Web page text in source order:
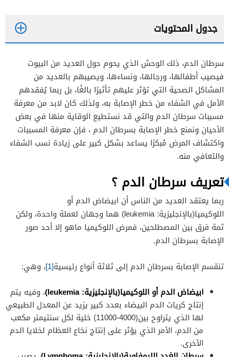
جدول المحتويات
هل يمكن أن تكون الوراثة أحد مسببات سرطان الدم؟
الإشعاع أحد مسببات سرطان الدم
المسببات الأخرى لسرطان الدم
سرطان الدم، ذلك الوحش الذي يحوم حول العديد من البيوت
فيصيب أطفالها، ورجالها، ونساءها، ويصيبهم بالعديد من
المشاكل الصحية التي تؤثر عليهم تأثيرًا بالغًا، بل ربما يُفقدهم
الأمل في الشفاء من خطر الإصابة به، ولذلك كان لابد من معرفة
مسببات سرطان الدم والتي قد نستطيع الوقاية منها في بعض
الأحيان ونمنع خطر الإصابة بسرطان الدم ، فإن معرفة المسببات
واكتشاف المرض مُبكرًا يساعد بشكل كبير على زيادة نسب الشفاء
والتعافي منه.
تعريف سرطان الدم ؟
ربما يعتقد العديد من الناس أن ابيضاض الدم أو
اللوكيميا(بالإنجليزية: leukemia) هما وجهان لعملة واحدة، ولكن
ثمة فرق بين المصطلحين، فمرض اللوكيميا ماهو إلا أحد صور
الإصابة بسرطان الدم.
تنقسم الإصابة بسرطان الدم إلى ثلاثة أنواع رئيسية[1] ، وهي:
ابيضاض الدم أو اللوكيميا(بالإنجليزية:leukemia
)، وفيه يتم
إنتاج كريات الدم البيضاء بعدد كبير يزيد عن المعدل الطبيعي
لها الذي يتراوح بين(4000-11000) خلية لكل سنتيمتر مكعب
من الدم، الأمر الذي يؤثر على إنتاج نخاع العظام لخلايا الدم
الأخرى.